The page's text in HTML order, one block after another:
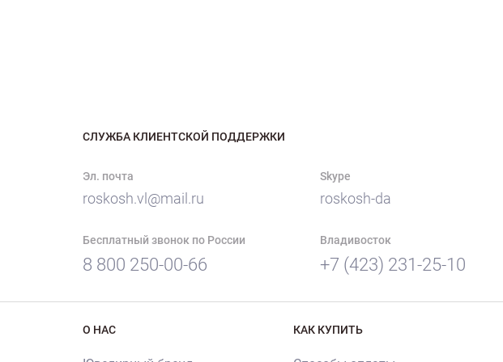
СЛУЖБА КЛИЕНТСКОЙ ПОДДЕРЖКИ
Эл. почта
roskosh.vl@mail.ru
Skype
roskosh-da
Бесплатный звонок по России
8 800 250-00-66
Владивосток
+7 (423) 231-25-10
О НАС КАК КУПИТЬ